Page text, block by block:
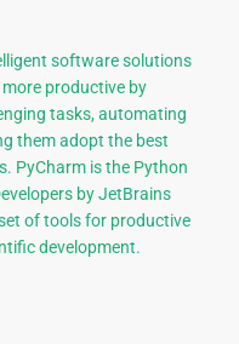
software solutions
productive by
tasks, automating
them adopt the best
PyCharm is the Python
by JetBrains
of tools for productive
development.